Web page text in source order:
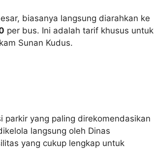
biasanya langsung diarahkan ke
per bus. Ini adalah tarif khusus untuk
Sunan Kudus.
yang paling direkomendasikan
langsung oleh Dinas
yang cukup lengkap untuk